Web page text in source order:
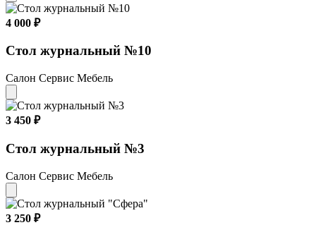
4 000 ₽
Стол журнальный №10
Салон Сервис Мебель
3 450 ₽
Стол журнальный №3
Салон Сервис Мебель
3 250 ₽